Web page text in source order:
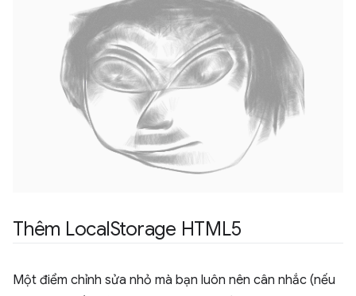
Thêm LocalStorage HTML5
Một điểm chỉnh sửa nhỏ mà bạn luôn nên cân nhắc (nếu